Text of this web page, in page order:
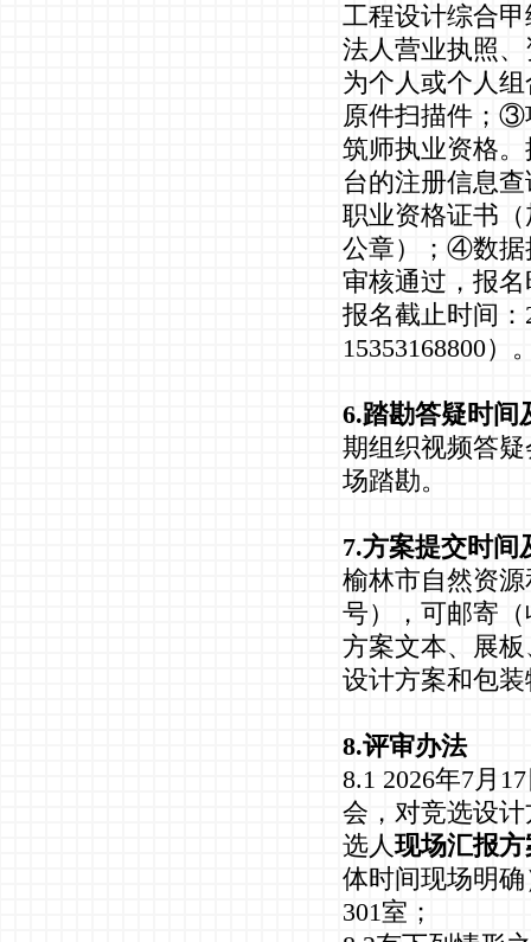
工程设计综合
法人营业执照
为个人或个人
原件扫描件；③
筑师执业资格
台的注册信息
职业资格证书
公章）；④数据
审核通过，报
报名截止时间：
15353168800）
6.踏勘答疑时间
期组织视频答
场踏勘。
7.方案提交时间
榆林市自然资
号），可邮寄（
方案文本、展
设计方案和包
8.评审办法
8.1 2026年7月
会，对竞选设
选人现场汇报方
体时间现场明
301室；